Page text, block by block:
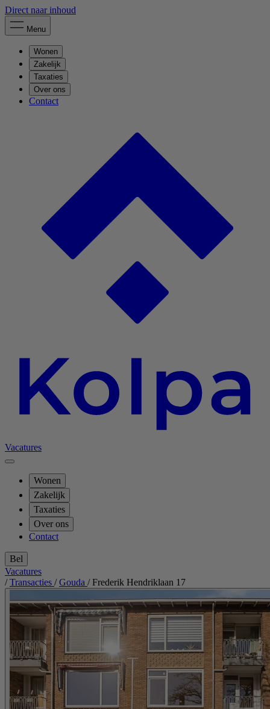
Direct naar inhoud
Menu
Wonen
Zakelijk
Taxaties
Over ons
Contact
Vacatures
Wonen
Zakelijk
Taxaties
Over ons
Contact
Bel
Vacatures
/ Transacties / Gouda / Frederik Hendriklaan 17